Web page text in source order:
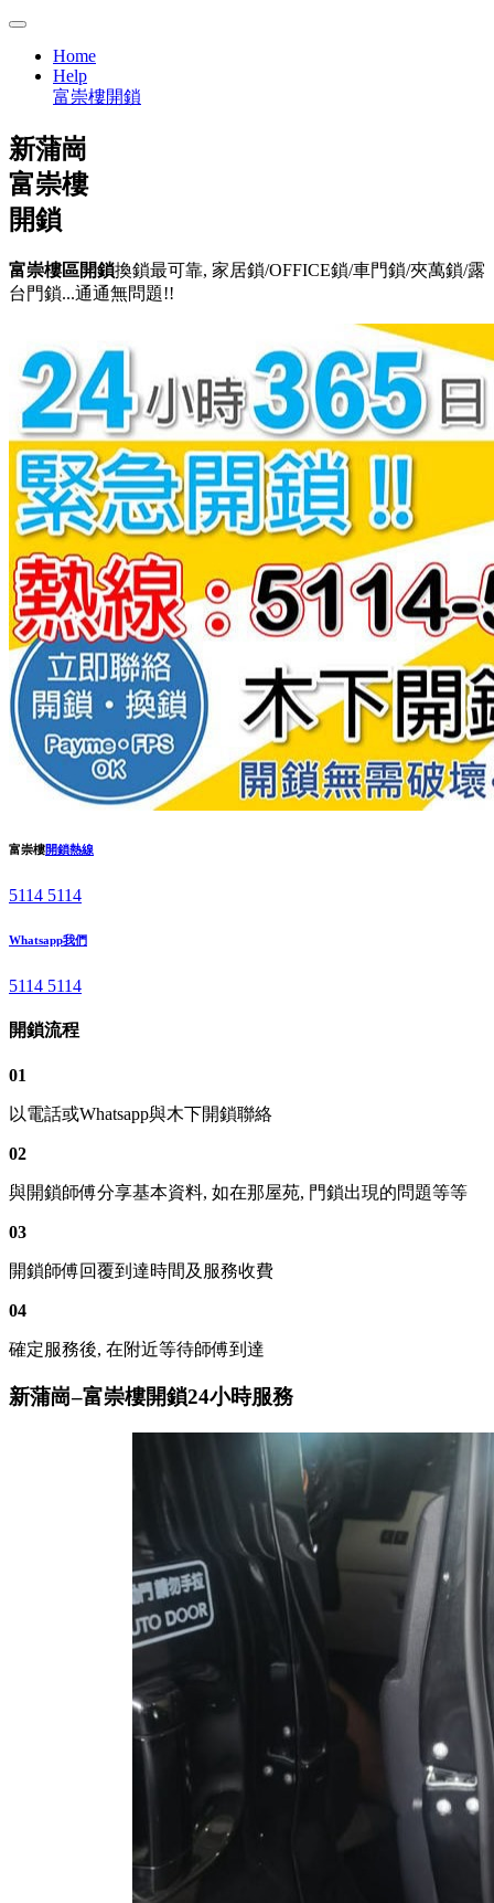
Home
Help
富崇樓開鎖
新蒲崗
富崇樓
開鎖
富崇樓區開鎖換鎖最可靠, 家居鎖/OFFICE鎖/車門鎖/夾萬鎖/露
台門鎖...通通無問題!!
富崇樓開鎖熱線
5114 5114
Whatsapp我們
5114 5114
開鎖流程
01
以電話或Whatsapp與木下開鎖聯絡
02
與開鎖師傅分享基本資料, 如在那屋苑, 門鎖出現的問題等等
03
開鎖師傅回覆到達時間及服務收費
04
確定服務後, 在附近等待師傅到達
新蒲崗–富崇樓開鎖24小時服務